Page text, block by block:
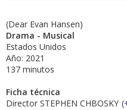
(Dear Evan Hansen)
Drama - Musical
Estados Unidos
Año: 2021
137 minutos
Ficha técnica
Director STEPHEN CHBOSKY (